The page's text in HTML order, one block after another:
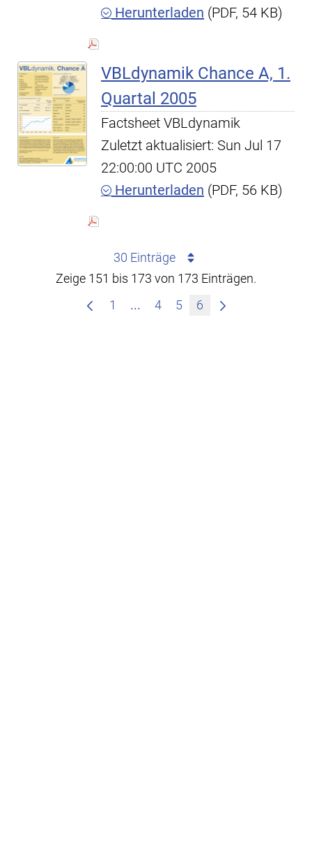
Herunterladen (PDF, 54 KB)
VBLdynamik Chance A, 1.
Quartal 2005
Factsheet VBLdynamik
Zuletzt aktualisiert: Sun Jul 17
22:00:00 UTC 2005
Herunterladen (PDF, 56 KB)
30 Einträge
Zeige 151 bis 173 von 173 Einträgen.
1
... Zwischenseiten Navigieren
4 5 6